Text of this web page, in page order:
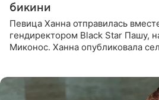
бикини
Певица Ханна отправилась
гендиректором Black Star Пашу,
Миконос. Ханна опубликовала